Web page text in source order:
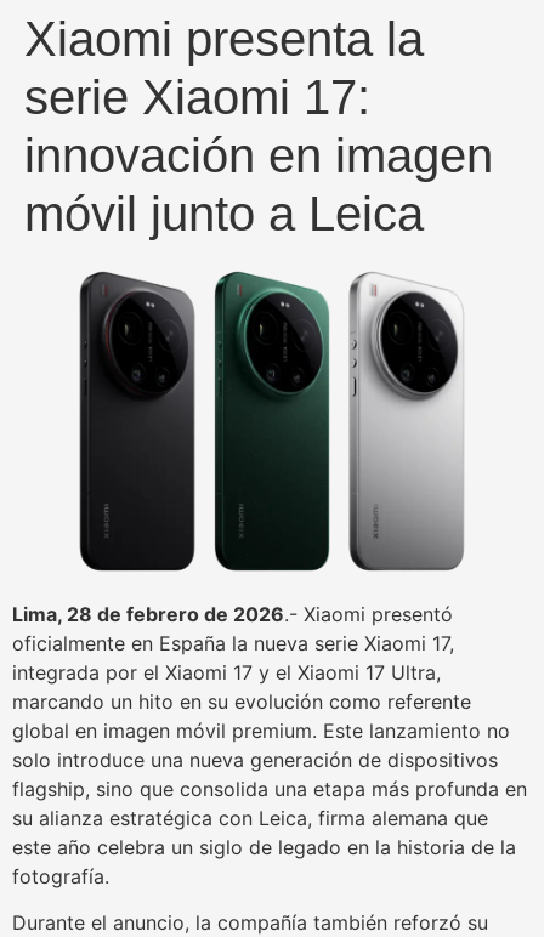
Xiaomi presenta la
serie Xiaomi 17:
innovación en imagen
móvil junto a Leica
Lima, 28 de febrero de 2026.- Xiaomi presentó
oficialmente en España la nueva serie Xiaomi 17,
integrada por el Xiaomi 17 y el Xiaomi 17 Ultra,
marcando un hito en su evolución como referente
global en imagen móvil premium. Este lanzamiento no
solo introduce una nueva generación de dispositivos
flagship, sino que consolida una etapa más profunda en
su alianza estratégica con Leica, firma alemana que
este año celebra un siglo de legado en la historia de la
fotografía.
Durante el anuncio, la compañía también reforzó su